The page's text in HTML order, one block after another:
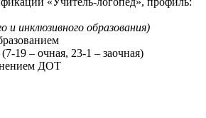
и инклюзивного образования)
19 – очная, 23-1 – заочная)
ДОТ